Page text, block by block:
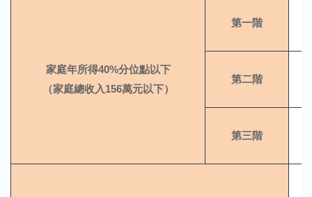
家庭年所得40%分位點以下
（家庭總收入156萬元以下）
第一階
第二階
第三階